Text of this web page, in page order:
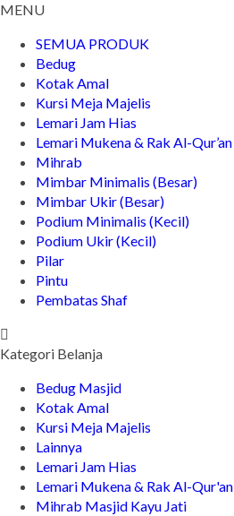
MENU
SEMUA PRODUK
Bedug
Kotak Amal
Kursi Meja Majelis
Lemari Jam Hias
Lemari Mukena & Rak Al-Qur’an
Mihrab
Mimbar Minimalis (Besar)
Mimbar Ukir (Besar)
Podium Minimalis (Kecil)
Podium Ukir (Kecil)
Pilar
Pintu
Pembatas Shaf
Kategori Belanja
Bedug Masjid
Kotak Amal
Kursi Meja Majelis
Lainnya
Lemari Jam Hias
Lemari Mukena & Rak Al-Qur'an
Mihrab Masjid Kayu Jati